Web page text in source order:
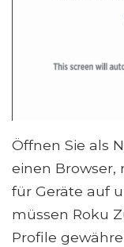
Öffnen Sie als
einen Browser,
für Geräte auf
müssen Roku
Profile